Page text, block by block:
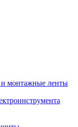
и монтажные ленты